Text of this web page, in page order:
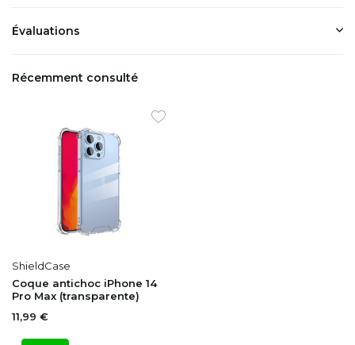
Évaluations
Récemment consulté
ShieldCase
Coque antichoc iPhone 14
Pro Max (transparente)
11,99 €